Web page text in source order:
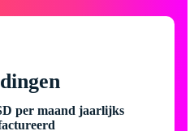
per maand jaarlijks